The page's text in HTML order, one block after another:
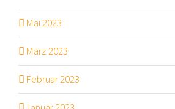
Mai 2023
März 2023
Februar 2023